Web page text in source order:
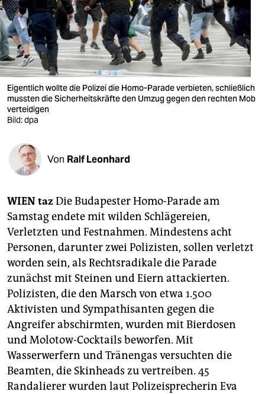
wahrheit
verlag
verlag
veranstaltungen
shop
unterstützen
genossenschaft
epaper login
Eigentlich wollte die Polizei die Homo-Parade verbieten, schließlich
mussten die Sicherheitskräfte den Umzug gegen den rechten Mob
verteidigen
Bild: dpa
Von Ralf Leonhard
WIEN taz Die Budapester Homo-Parade am
Samstag endete mit wilden Schlägereien,
Verletzten und Festnahmen. Mindestens acht
Personen, darunter zwei Polizisten, sollen verletzt
worden sein, als Rechtsradikale die Parade
zunächst mit Steinen und Eiern attackierten.
Polizisten, die den Marsch von etwa 1.500
Aktivisten und Sympathisanten gegen die
Angreifer abschirmten, wurden mit Bierdosen
und Molotow-Cocktails beworfen. Mit
Wasserwerfern und Tränengas versuchten die
Beamten, die Skinheads zu vertreiben. 45
Randalierer wurden laut Polizeisprecherin Eva